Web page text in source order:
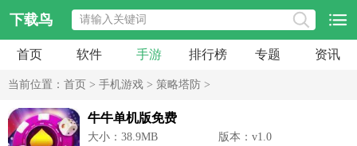
下载鸟
首页 软件 手游 排行榜 专题 资讯
当前位置： 首页 > 手机游戏 > 策略塔防 >
牛牛单机版免费
大小：38.9MB
版本：v1.0